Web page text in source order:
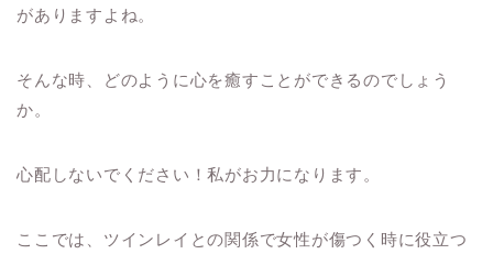
がありますよね。
そんな時、どのように心を癒すことができるのでしょう
か。
心配しないでください！私がお力になります。
ここでは、ツインレイとの関係で女性が傷つく時に役立つ